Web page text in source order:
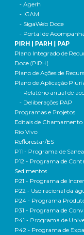
- Agerh
- IGAM
- SigaWeb Doce
- Portal de
PIRH | PARH | PAP
Plano Integrado de
Doce (PIRH)
Plano de Ações de
Plano de Aplicação
- Relatório anual de
- Deliberações PAP
Programas e Projetos
Editais de
Rio Vivo
Reflorestar/ES
P11 - Programa de
P12 - Programa de
Sedimentos
P21 - Programa de
P22 - Uso racional da
P24 - Programa
P31 - Programa de
P41 - Programa de
P42 - Programa de